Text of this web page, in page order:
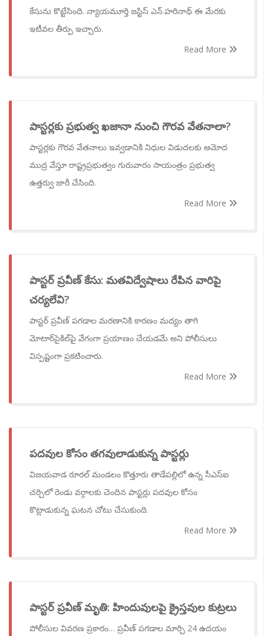
కేసును కొట్టేసింది. న్యాయమూర్తి జస్టిస్‌ ఎన్‌.హరినాథ్‌ ఈ మేరకు
ఇటీవల తీర్పు ఇచ్చారు.
Read More
పాస్టర్లకు ప్రభుత్వ ఖజానా నుంచి గౌరవ వేతనాలా?
పాస్టర్లకు గౌరవ వేతనాలు ఇవ్వడానికి నిధుల విడుదలకు ఆమోద
ముద్ర వేస్తూ రాష్ట్రప్రభుత్వం గురువారం సాయంత్రం ప్రభుత్వ
ఉత్తర్వు జారీ చేసింది.
Read More
పాస్టర్ ప్రవీణ్ కేసు: మతవిద్వేషాలు రేపిన వారిపై
చర్యలేవి?
పాస్టర్ ప్రవీణ్ పగడాల మరణానికి కారణం మద్యం తాగి
మోటార్‌సైకిల్‌పై వేగంగా ప్రయాణం చేయడమే అని పోలీసులు
విస్పష్టంగా ప్రకటించారు.
Read More
పదవుల కోసం తగవులాడుకున్న పాస్టర్లు
విజయవాడ రూరల్‌ మండలం కొత్తూరు తాడేపల్లిలో ఉన్న సీఎస్‌ఐ
చర్చిలో రెండు వర్గాలకు చెందిన పాస్టర్లు పదవుల కోసం
కొట్లాడుకున్న ఘటన చోటు చేసుకుంది.
Read More
పాస్టర్ ప్రవీణ్ మృతి: హిందువులపై క్రైస్తవుల కుట్రలు
పోలీసుల వివరణ ప్రకారం… ప్రవీణ్ పగడాల మార్చి 24 ఉదయం